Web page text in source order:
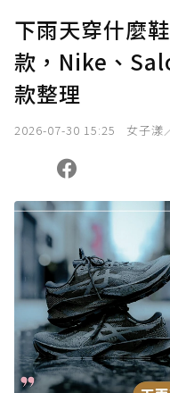
您當前剩餘 U 利
下雨天穿什麼
款，Nike、
款整理
2026-07-30 15:25 女子漾